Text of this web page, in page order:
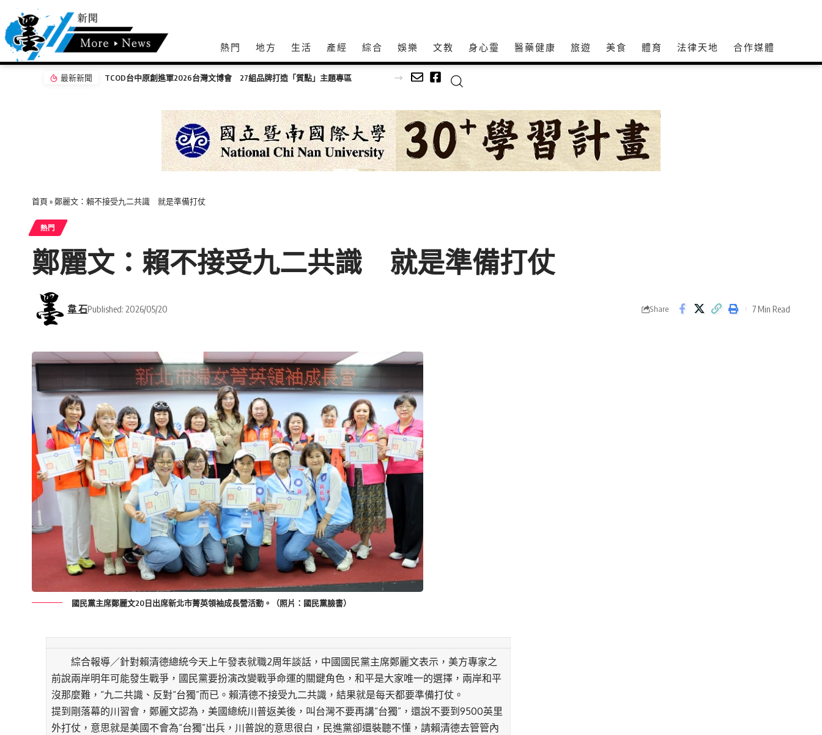
熱門 地方 生活 產經 綜合 娛樂 文教 身心𩆜 醫藥健康 旅遊 美食 體育 法律天地 合作媒體
最新新聞 TCOD台中原創進軍2026台灣文博會 27組品牌打造「質點」主題專區
首頁 »鄭麗文：賴不接受九二共識 就是準備打仗
熱門
鄭麗文：賴不接受九二共識 就是準備打仗
韋 石Published: 2026/05/20 Share 7 Min Read
國民黨主席鄭麗文20日出席新北市菁英領袖成長營活動。（照片：國民黨臉書）
綜合報導／針對賴清德總統今天上午發表就職2周年談話，中國國民黨主席鄭麗文表示，美方專家之
前說兩岸明年可能發生戰爭，國民黨要扮演改變戰爭命運的關鍵角色，和平是大家唯一的選擇，兩岸和平
沒那麼難，“九二共識、反對“台獨”而已。賴清德不接受九二共識，結果就是每天都要準備打仗。
提到剛落幕的川習會，鄭麗文認為，美國總統川普返美後，叫台灣不要再講“台獨”，還說不要到9500英里
外打仗，意思就是美國不會為“台獨”出兵，川普說的意思很白，民進黨卻還裝聽不懂，請賴清德去管管內